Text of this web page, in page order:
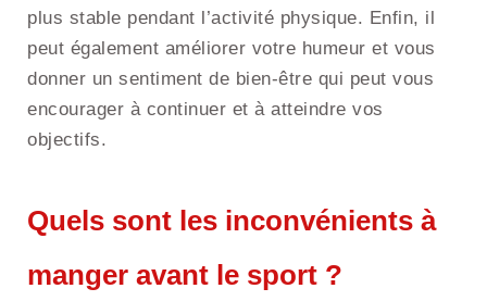
plus stable pendant l’activité physique. Enfin, il
peut également améliorer votre humeur et vous
donner un sentiment de bien-être qui peut vous
encourager à continuer et à atteindre vos
objectifs.
Quels sont les inconvénients à
manger avant le sport ?